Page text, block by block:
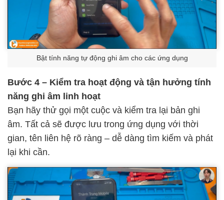
Bật tính năng tự động ghi âm cho các ứng dụng
Bước 4 – Kiểm tra hoạt động và tận hưởng tính
năng ghi âm linh hoạt
Bạn hãy thử gọi một cuộc và kiểm tra lại bản ghi
âm. Tất cả sẽ được lưu trong ứng dụng với thời
gian, tên liên hệ rõ ràng – dễ dàng tìm kiếm và phát
lại khi cần.